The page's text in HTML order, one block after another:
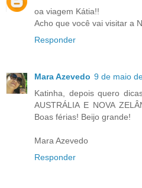
oa viagem Kátia!!
Acho que você vai visitar a
Responder
Mara Azevedo 9 de maio
Katinha, depois quero
AUSTRÁLIA E NOVA
Boas férias! Beijo grande!
Mara Azevedo
Responder